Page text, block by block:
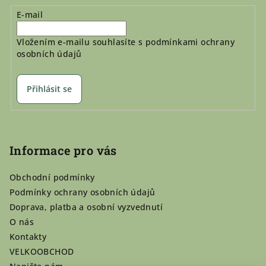
E-mail
Vložením e-mailu souhlasíte s podmínkami ochrany
osobních údajů
Přihlásit se
Informace pro vás
Obchodní podmínky
Podmínky ochrany osobních údajů
Doprava, platba a osobní vyzvednutí
O nás
Kontakty
VELKOOBCHOD